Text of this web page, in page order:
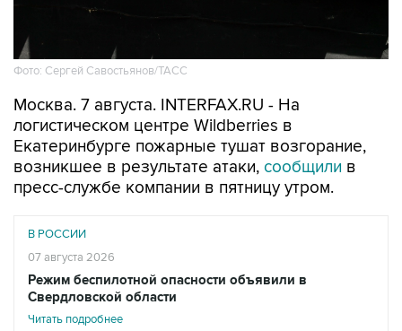
Фото: Сергей Савостьянов/ТАСС
Москва. 7 августа. INTERFAX.RU - На
логистическом центре Wildberries в
Екатеринбурге пожарные тушат возгорание,
возникшее в результате атаки, сообщили в
пресс-службе компании в пятницу утром.
В РОССИИ
07 августа 2026
Режим беспилотной опасности объявили в
Свердловской области
Читать подробнее